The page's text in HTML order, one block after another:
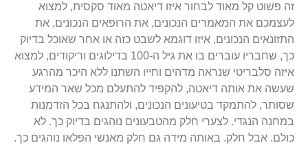
זה פשוט קל מאוד לבחור איזו דיאטה מאוד סקסית, למצוא
לעצמכם את המאמרים הנכונים, את הרופאים הנכונים, את
התזונאים הנכונים, איזו דוגמא לשבט כזה או אחר שאוכל בדיוק
כך, שחבריו עוברים בו את גיל ה-100 בדילוגים וריקודים, למצוא
איזה סלבריטי שנראה מדהים וחייו השתנו ללא היכר מהרגע
שעשה את אותה דיאטה, להקפיד להתעלם מכל שאר המידע
שסותר, להתמקד בטיעונים הנכונים, ולהתנגח בכל הזדמנות
במחנה הנגדי. לצערי חלק מהטבעונים נוהגים בדיוק כך. לא
כולם. אבל חלק. באותה מידה גם חלק מאנשי הפלאו נוהגים כך.